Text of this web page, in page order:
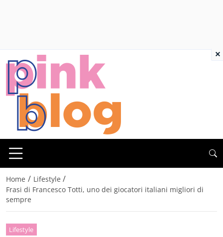
Home / Lifestyle /
Frasi di Francesco Totti, uno dei giocatori italiani migliori di
sempre
Lifestyle
×